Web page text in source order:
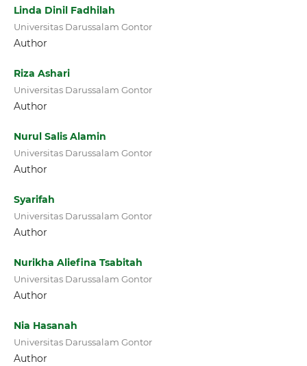
Linda Dinil Fadhilah
Universitas Darussalam Gontor
Author
Riza Ashari
Universitas Darussalam Gontor
Author
Nurul Salis Alamin
Universitas Darussalam Gontor
Author
Syarifah
Universitas Darussalam Gontor
Author
Nurikha Aliefina Tsabitah
Universitas Darussalam Gontor
Author
Nia Hasanah
Universitas Darussalam Gontor
Author